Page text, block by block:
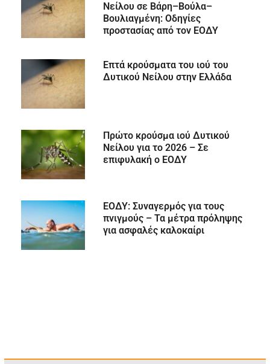
Νείλου σε Βάρη–Βούλα–
Βουλιαγμένη: Οδηγίες
προστασίας από τον ΕΟΔΥ
Επτά κρούσματα του ιού του
Δυτικού Νείλου στην Ελλάδα
Πρώτο κρούσμα ιού Δυτικού
Νείλου για το 2026 – Σε
επιφυλακή ο ΕΟΔΥ
ΕΟΔΥ: Συναγερμός για τους
πνιγμούς – Τα μέτρα πρόληψης
για ασφαλές καλοκαίρι